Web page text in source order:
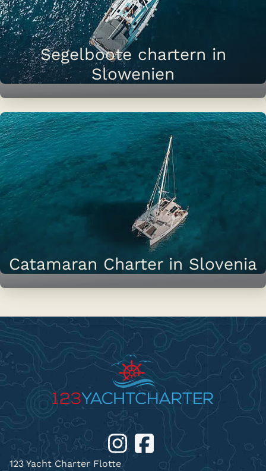
Segelboote chartern in
Slowenien
Catamaran Charter in Slovenia
123 Yacht Charter Flotte